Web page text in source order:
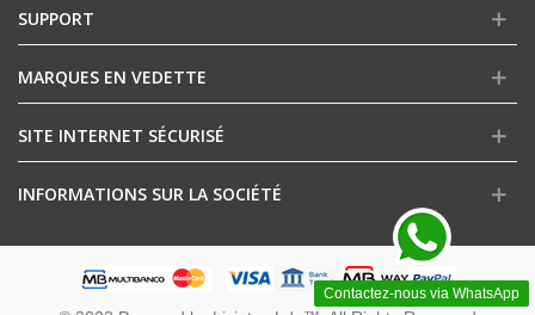
Contactez-nous via WhatsApp
SUPPORT
MARQUES EN VEDETTE
SITE INTERNET SÉCURISÉ
INFORMATIONS SUR LA SOCIÉTÉ